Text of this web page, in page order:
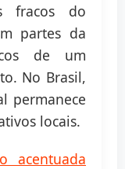
fracos do
partes da
de um
No Brasil,
permanece
locais.
acentuada